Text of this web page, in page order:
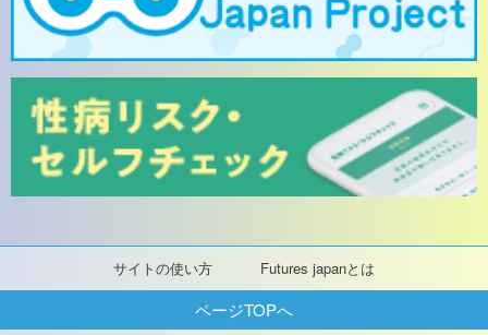
サイトの使い方 Futures japanとは
ページTOPへ